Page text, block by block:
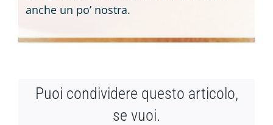
anche un po’ nostra.
Puoi condividere questo articolo,
se vuoi.